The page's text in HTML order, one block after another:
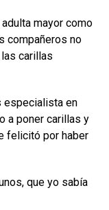
mayor como
compañeros no
carillas
especialista en
a poner carillas y
felicitó por haber
que yo sabía